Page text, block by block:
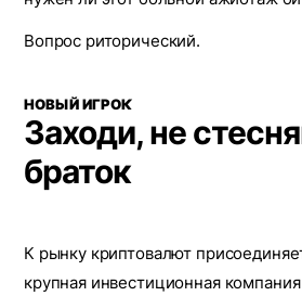
Вопрос риторический.
НОВЫЙ ИГРОК
Заходи, не
браток
К рынку криптовалют
крупная инвестиционная